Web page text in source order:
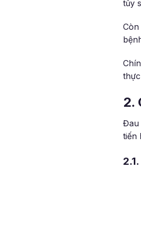
tủy
2.
Đau
tiến